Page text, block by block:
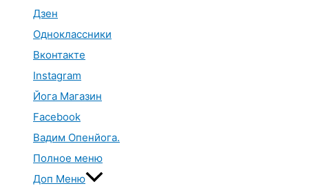
Дзен
Одноклассники
Вконтакте
Instagram
Йога Магазин
Facebook
Вадим Опенйога.
Полное меню
Доп Меню